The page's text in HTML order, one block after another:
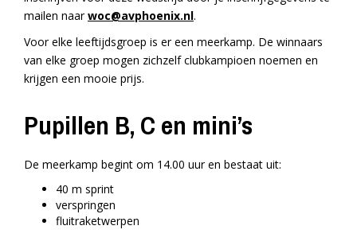
mailen naarwoc@avphoenix.nl.
Voor elke leeftijdsgroep is er een meerkamp. De winnaars
van elke groep mogen zichzelf clubkampioen noemen en
krijgen een mooie prijs.
Pupillen B, C en mini’s
De meerkamp begint om 14.00 uur en bestaat uit:
40 m sprint
verspringen
fluitraketwerpen